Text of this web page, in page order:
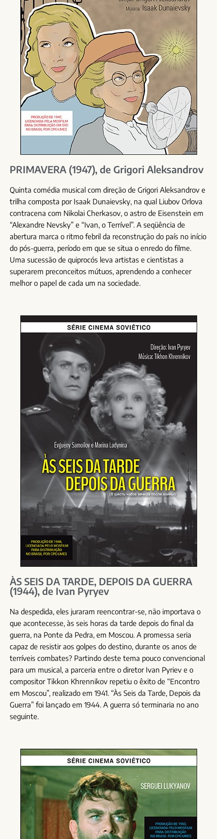
PRIMAVERA (1947), de Grigori Aleksandrov
Quinta comédia musical com direção de Grigori Aleksandrov e
trilha composta por Isaak Dunaievsky, na qual Liubov Orlova
contracena com Nikolai Cherkasov, o astro de Eisenstein em
“Alexandre Nevsky” e “Ivan, o Terrível”. A seqüência de
abertura marca o ritmo febril da reconstrução do país no início
do pós-guerra, período em que se situa o enredo do filme.
Uma sucessão de quiprocós leva artistas e cientistas a
superarem preconceitos mútuos, aprendendo a conhecer
melhor o papel de cada um na sociedade.
ÀS SEIS DA TARDE, DEPOIS DA GUERRA
(1944), de Ivan Pyryev
Na despedida, eles juraram reencontrar-se, não importava o
que acontecesse, às seis horas da tarde depois do final da
guerra, na Ponte da Pedra, em Moscou. A promessa seria
capaz de resistir aos golpes do destino, durante os anos de
terríveis combates? Partindo deste tema pouco convencional
para um musical, a parceria entre o diretor Ivan Pyriev e o
compositor Tikkon Khrennikov repetiu o êxito de “Encontro
em Moscou”, realizado em 1941. “Às Seis da Tarde, Depois da
Guerra” foi lançado em 1944. A guerra só terminaria no ano
seguinte.